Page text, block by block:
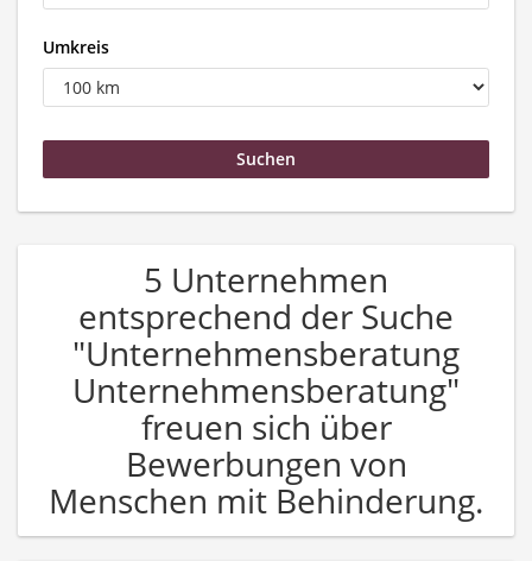
Umkreis
5 Unternehmen
entsprechend der Suche
"Unternehmensberatung
Unternehmensberatung"
freuen sich über
Bewerbungen von
Menschen mit Behinderung.